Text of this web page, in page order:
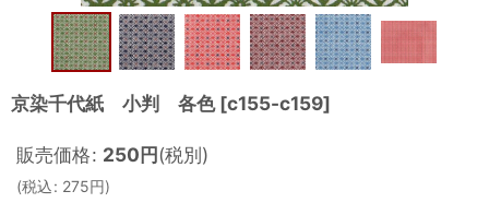
京染千代紙 小判 各色 [c155-c159]
販売価格: 250円(税別)
(税込: 275円)